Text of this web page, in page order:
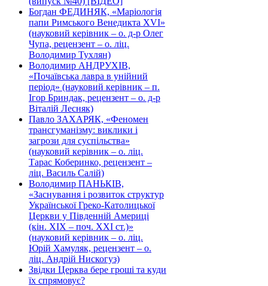
Богдан ФЕДИНЯК, «Маріологія
папи Римського Венедикта XVI»
(науковий керівник – о. д-р Олег
Чупа, рецензент – о. ліц.
Володимир Тухлян)
Володимир АНДРУХІВ,
«Почаївська лавра в унійний
період» (науковий керівник – п.
Ігор Бриндак, рецензент – о. д-р
Віталій Лесняк)
Павло ЗАХАРЯК, «Феномен
трансгуманізму: виклики і
загрози для суспільства»
(науковий керівник – о. ліц.
Тарас Коберинко, рецензент –
ліц. Василь Салій)
Володимир ПАНЬКІВ,
«Заснування і розвиток структур
Української Греко-Католицької
Церкви у Південній Америці
(кін. ХІХ – поч. ХХІ ст.)»
(науковий керівник – о. ліц.
Юрій Хамуляк, рецензент – о.
ліц. Андрій Нискогуз)
Звідки Церква бере гроші та куди
їх спрямовує?